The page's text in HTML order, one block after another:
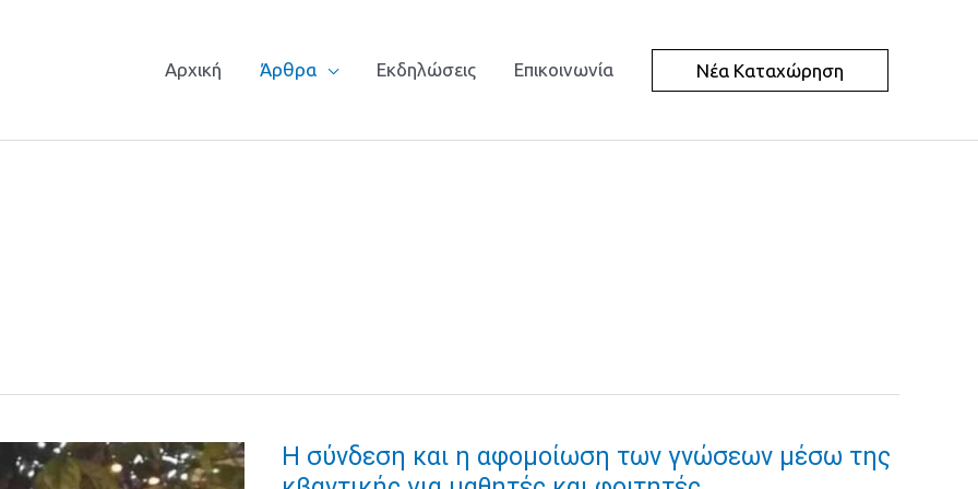
Αρχική Άρθρα Εκδηλώσεις Επικοινωνία Νέα Καταχώρηση
Η σύνδεση και η αφομοίωση των γνώσεων μέσω της
Η